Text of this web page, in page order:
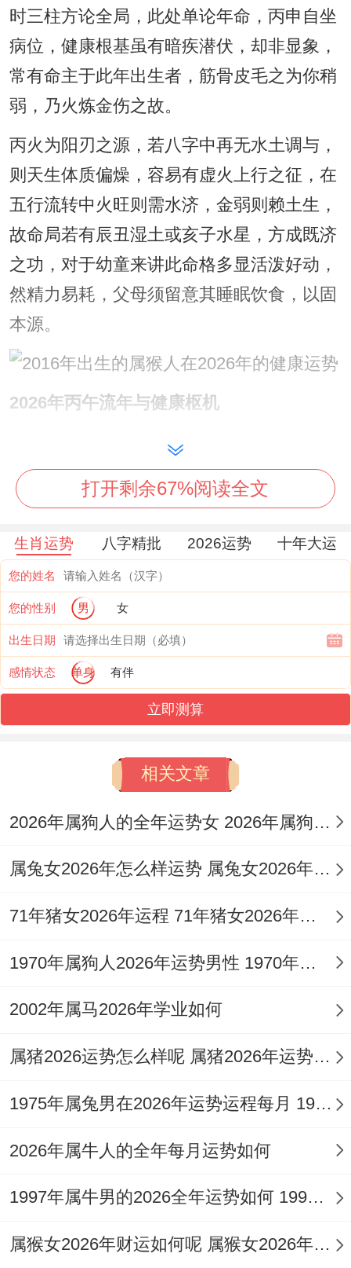
时三柱方论全局，此处单论年命，丙申自坐
病位，健康根基虽有暗疾潜伏，却非显象，
常有命主于此年出生者，筋骨皮毛之为你稍
弱，乃火炼金伤之故。
丙火为阳刃之源，若八字中再无水土调与，
则天生体质偏燥，容易有虚火上行之征，在
五行流转中火旺则需水济，金弱则赖土生，
故命局若有辰丑湿土或亥子水星，方成既济
之功，对于幼童来讲此命格多显活泼好动，
然精力易耗，父母须留意其睡眠饮食，以固
本源。
2026年丙午流年与健康枢机
进入2026年丙午，流年天干丙火比肩，地支
午火阳刃，形成火势熏天之势，对于丙申猴
命，流年与年柱丙火伏吟，伏吟主重复、波
动，旧疾易发，午火为丙火之刃，阳刃格逢
流年加强，主血气方刚，然过刚易折，健康
上易有突发性炎症或外伤。
在五行生克中火旺则易燥。燥则伤金耗水，
金主肺与大肠，水主肾与膀胱，故呼吸为你
与泌尿为你需格外留意，尤须留意夏季午月
火土亢极，若命局无水解炎，则心烦失眠、
壬水暗藏，若大运或月令有壬癸水透干，则
反可调候成既济之象，转凶为吉。
炎南离，对属猴人虽非直接犯太岁，但午火
为丙火帝旺，暗刑申金，故间接引发金木交
盖因火过旺则焚心，心主血脉，常有命主于
此年出现注意力涣散或情绪亢奋之态，若调
则可缓解其势。
五行生克与疾厄细推
火旺之局，最忌土焦金熔，在健康运上丙午
亢，故消化不良或胃热之疾可能显现，申金
秋金木交战之时，神煞方面流年遇「病符」
打开剩余67%阅读全文
生肖运势 八字精批 2026运势 十年大运
您的姓名
您的性别 男 女
出生日期
感情状态 单身 有伴
立即测算
相关文章
2026年属狗人的全年运势女 2026年属狗人的全年运势如何
属兔女2026年怎么样运势 属兔女2026年运势
71年猪女2026年运程 71年猪女2026年运势及运程
1970年属狗人2026年运势男性 1970年属狗人2026年运势及运程
2002年属马2026年学业如何
属猪2026运势怎么样呢 属猪2026年运势及运程及每月运势
1975年属兔男在2026年运势运程每月 1975年属兔男最佳婚配
2026年属牛人的全年每月运势如何
1997年属牛男的2026全年运势如何 1997年属牛男最佳配偶属相
属猴女2026年财运如何呢 属猴女2026年运势和财运怎么样